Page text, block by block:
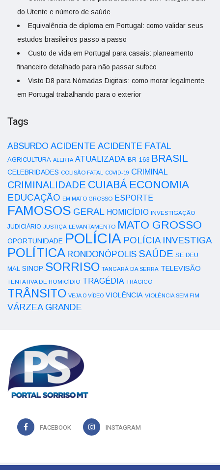
do Utente e número de saúde
Equivalência de diploma em Portugal: como validar seus
estudos brasileiros passo a passo
Custo de vida em Portugal para casais: planeamento
financeiro detalhado para não passar sufoco
Visto D8 para Nómadas Digitais: como morar legalmente
em Portugal trabalhando para o exterior
Tags
ABSURDO ACIDENTE ACIDENTE FATAL
AGRICULTURA ALERTA ATUALIZADA BR-163 BRASIL
CELEBRIDADES COLISÃO FATAL COVID-19 CRIMINAL
CRIMINALIDADE CUIABÁ ECONOMIA
EDUCAÇÃO EM MATO GROSSO ESPORTE
FAMOSOS GERAL HOMICÍDIO INVESTIGAÇÃO
JUDICIÁRIO JUSTIÇA LEVANTAMENTO MATO GROSSO
OPORTUNIDADE POLÍCIA POLÍCIA INVESTIGA
POLÍTICA RONDONÓPOLIS SAÚDE SE DEU
MAL SINOP SORRISO TANGARÁ DA SERRA TELEVISÃO
TENTATIVA DE HOMICÍDIO TRAGÉDIA TRÁGICO
TRÂNSITO VEJA O VÍDEO VIOLÊNCIA VIOLÊNCIA SEM FIM
VÁRZEA GRANDE
FACEBOOK INSTAGRAM